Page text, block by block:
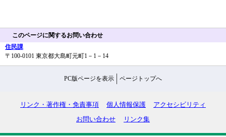
このページに関するお問い合わせ
住民課
〒100-0101 東京都大島町元町1－1－14
PC版ページを表示 ページトップへ
リンク・著作権・免責事項 個人情報保護 アクセシビリティ
お問い合わせ リンク集